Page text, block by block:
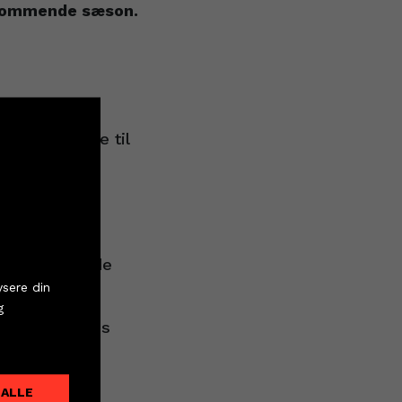
sæson.
tilbage til
i Lemvig-
til de
klubbens
Arena
din